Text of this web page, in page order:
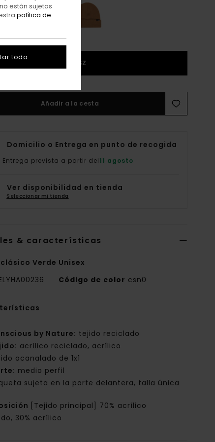
1SZ
Añadir a la cesta
Domicilio o Entrega en punto de recogida
Entrega prevista a partir del11 agosto
Ver disponibilidad en tienda
Seleccionar mi tienda
& características
Verde Unisex
Código de color csn0
by Nature: tejido reciclado
acrílico reciclado, acrílico
acanalado de 1x1
medio perfil
sujeta en la parte delantera, talla única
[Tejido principal] 70% acrílico
30% acrílico
están sujetas
política de
todo